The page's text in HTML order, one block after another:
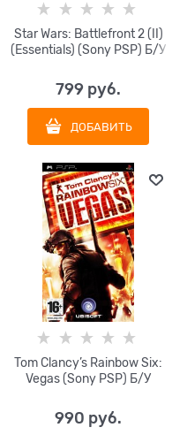
Star Wars: Battlefront 2 (II)
(Essentials) (Sony PSP) Б/У
799 руб.
ДОБАВИТЬ
Tom Clancy’s Rainbow Six:
Vegas (Sony PSP) Б/У
990 руб.